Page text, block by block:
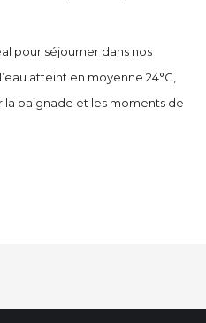
pour séjourner dans nos
atteint en moyenne 24°C
la baignade et les moments de